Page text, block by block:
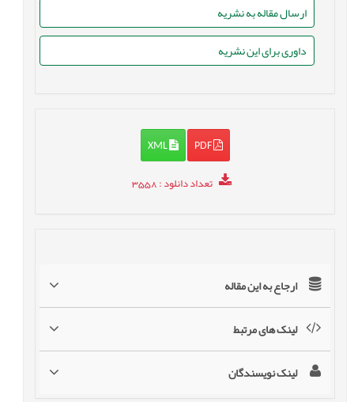
ارسال مقاله به نشریه
داوری برای این نشریه
PDF
XML
تعداد دانلود: 3558
ارجاع به این مقاله
لینک های مرتبط
لینک نویسندگان